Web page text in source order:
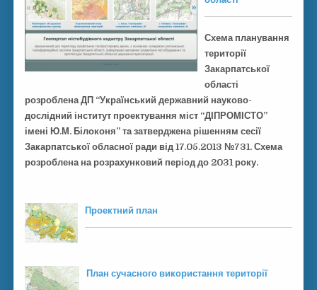
Схема планування
території
Закарпатської
області
розроблена ДП “Український державний науково-
дослідний інститут проектування міст “ДІПРОМІСТО”
імені Ю.М. Білоконя” та затверджена рішенням сесії
Закарпатської обласної ради від 17.05.2013 №731. Схема
розроблена на розрахунковий період до 2031 року.
Проектний план
План сучасного використання території